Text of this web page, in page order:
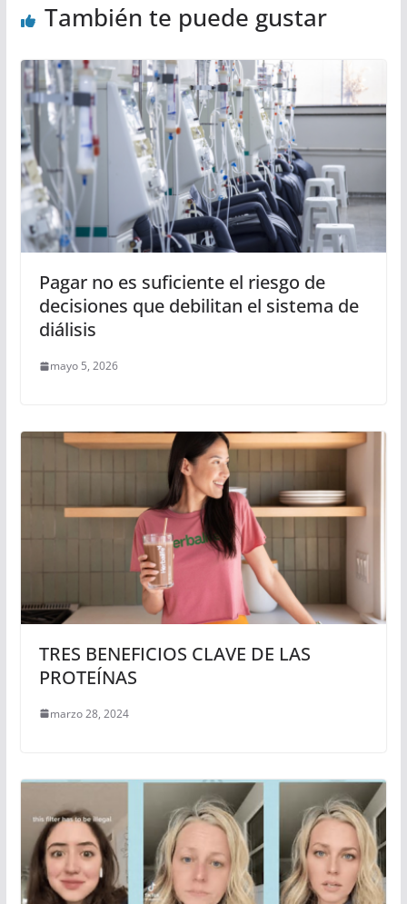
También te puede gustar
Pagar no es suficiente el riesgo de
decisiones que debilitan el sistema de
diálisis
mayo 5, 2026
TRES BENEFICIOS CLAVE DE LAS
PROTEÍNAS
marzo 28, 2024